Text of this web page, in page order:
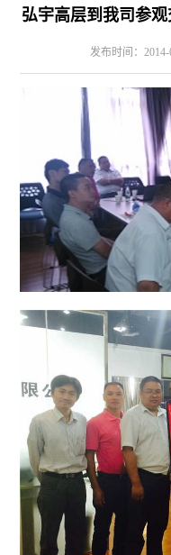
弘宇高层到我司参
发布时间：2014-